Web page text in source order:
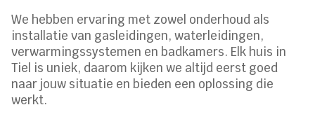
We hebben ervaring met zowel onderhoud als
installatie van gasleidingen, waterleidingen,
verwarmingssystemen en badkamers. Elk huis in
Tiel is uniek, daarom kijken we altijd eerst goed
naar jouw situatie en bieden een oplossing die
werkt.